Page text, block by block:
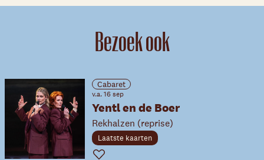
Bezoek ook
Cabaret
v.a. 16 sep
Yentl en de Boer
Rekhalzen (reprise)
Laatste kaarten